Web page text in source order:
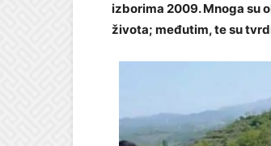
izborima 2009. Mnoga su
života; međutim, te su